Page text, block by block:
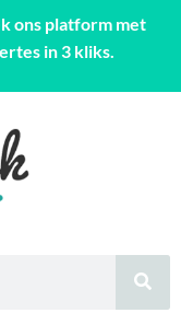
ons platform met
in 3 kliks.